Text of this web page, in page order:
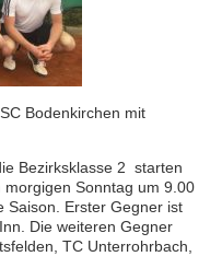
Bodenkirchen mit
Bezirksklasse 2 starten
Sonntag um 9.00
Saison. Erster Gegner ist
Die weiteren Gegner
TC Unterrohrbach,